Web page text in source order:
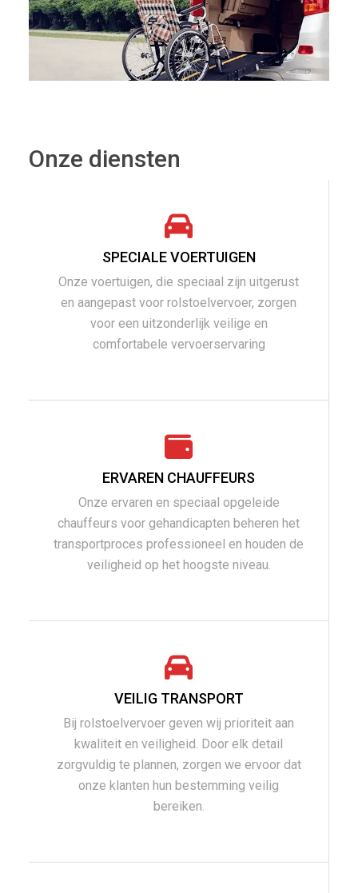
Onze diensten
SPECIALE VOERTUIGEN
Onze voertuigen, die speciaal zijn uitgerust
en aangepast voor rolstoelvervoer, zorgen
voor een uitzonderlijk veilige en
comfortabele vervoerservaring
ERVAREN CHAUFFEURS
Onze ervaren en speciaal opgeleide
chauffeurs voor gehandicapten beheren het
transportproces professioneel en houden de
veiligheid op het hoogste niveau.
VEILIG TRANSPORT
Bij rolstoelvervoer geven wij prioriteit aan
kwaliteit en veiligheid. Door elk detail
zorgvuldig te plannen, zorgen we ervoor dat
onze klanten hun bestemming veilig
bereiken.